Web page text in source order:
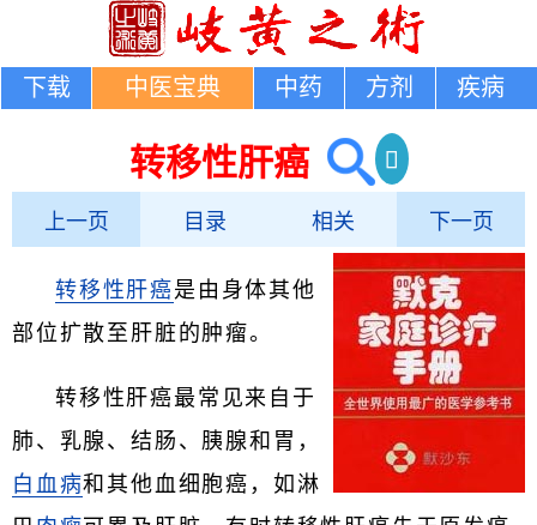
下载 中医宝典 中药 方剂 疾病
转移性肝癌
上一页 目录 相关 下一页
转移性肝癌 是由身体其他
部位扩散至肝脏的肿瘤。
转移性肝癌最常见来自于
肺、乳腺、结肠、胰腺和胃，
白血病和其他血细胞癌，如淋